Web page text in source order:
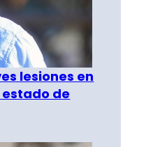
lesiones en
estado de